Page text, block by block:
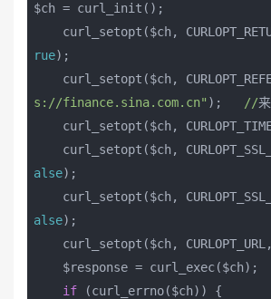
$ch = curl_init();
curl_setopt($ch,
rue);
curl_setopt($ch,
s://finance.sina.com.cn" ); //
curl_setopt($ch,
curl_setopt($ch,
alse);
curl_setopt($ch,
alse);
curl_setopt($ch,
$response = curl_exec($ch);
if (curl_errno($ch)) {